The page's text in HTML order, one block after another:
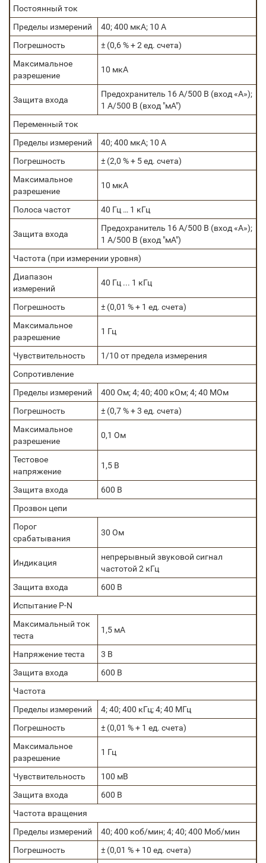
Постоянный ток
Пределы измерений
40; 400 мкА; 10 А
Погрешность
± (0,6 % + 2 ед. счета)
Максимальное
разрешение
10 мкА
Защита входа
Предохранитель 16 А/500 В (вход «А»);
1 А/500 В (вход "мА")
Переменный ток
Пределы измерений
40; 400 мкА; 10 А
Погрешность
± (2,0 % + 5 ед. счета)
Максимальное
разрешение
10 мкА
Полоса частот 40 Гц … 1 кГц
Защита входа
Предохранитель 16 А/500 В (вход «А»);
1 А/500 В (вход "мА")
Частота (при измерении уровня)
Диапазон
измерений
40 Гц ... 1 кГц
Погрешность
± (0,01 % + 1 ед. счета)
Максимальное
разрешение
1 Гц
Чувствительность
1/10 от предела измерения
Сопротивление
Пределы измерений
400 Ом; 4; 40; 400 кОм; 4; 40 МОм
Погрешность
± (0,7 % + 3 ед. счета)
Максимальное
разрешение
0,1 Ом
Тестовое
напряжение
1,5 В
Защита входа
600 В
Прозвон цепи
Порог
срабатывания
30 Ом
Индикация
непрерывный звуковой сигнал
частотой 2 кГц
Защита входа
600 В
Испытание P-N
Максимальный ток
теста
1,5 мА
Напряжение теста
3 В
Защита входа
600 В
Частота
Пределы измерений
4; 40; 400 кГц; 4; 40 МГц
Погрешность
± (0,01 % + 1 ед. счета)
Максимальное
разрешение
1 Гц
Чувствительность
100 мВ
Защита входа
600 В
Частота вращения
Пределы измерений
40; 400 коб/мин; 4; 40; 400 Моб/мин
Погрешность
± (0,01 % + 10 ед. счета)